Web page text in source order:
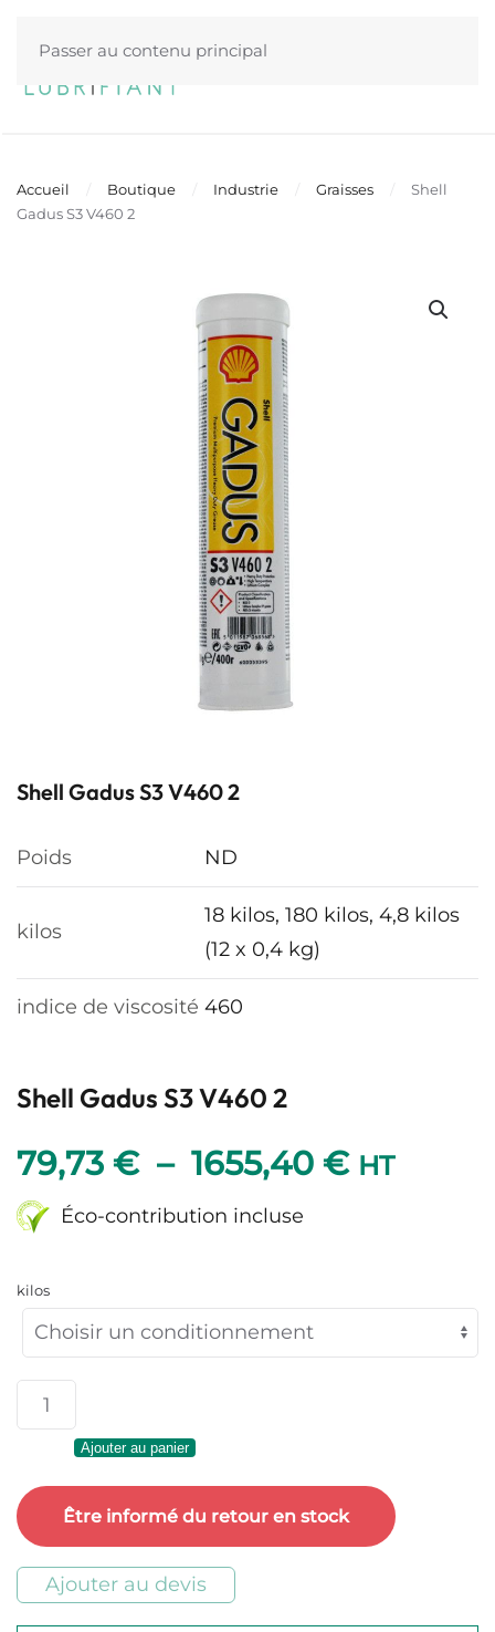
Passer au contenu principal
Accueil Boutique Industrie Graisses
Shell
Gadus S3 V460 2
Shell Gadus S3 V460 2
Poids ND
kilos
18 kilos, 180 kilos, 4,8 kilos
(12 x 0,4 kg)
indice de viscosité 460
Shell Gadus S3 V460 2
79,73 € – 1655,40 €Plage
79,73 €
à
HT
Éco-contribution incluse
kilos
quantité
de
Gadus
S3
V460
2
Ajouter au panier
Être informé du retour en stock
Ajouter au devis